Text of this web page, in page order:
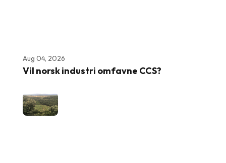
Aug 04, 2026
Vil norsk industri omfavne CCS?